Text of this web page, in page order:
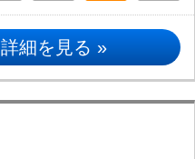
詳細を見る »